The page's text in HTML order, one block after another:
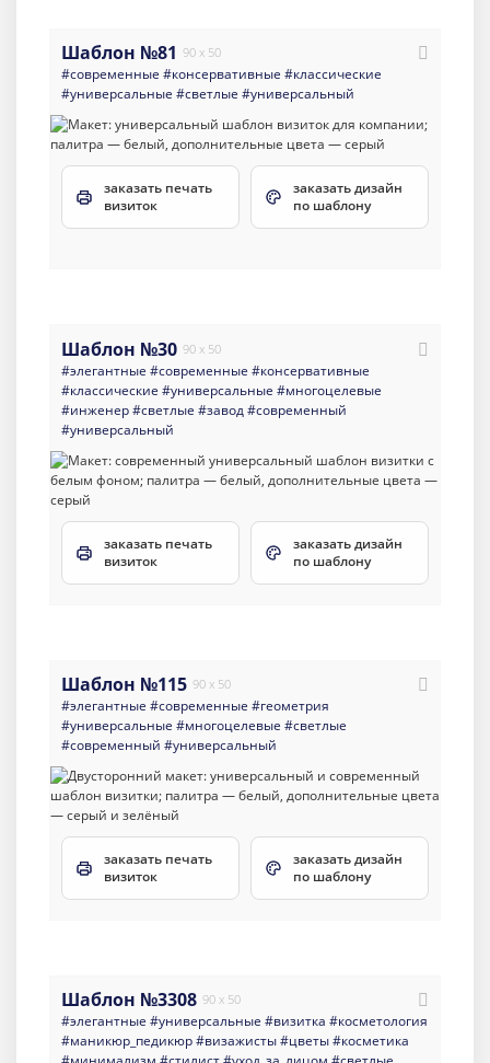
Шаблон №81 90 x 50
#современные #консервативные #классические
#универсальные #светлые #универсальный
заказать печать
визиток
заказать дизайн
по шаблону
Шаблон №30 90 x 50
#элегантные #современные #консервативные
#классические #универсальные #многоцелевые
#инженер#светлые #завод#современный
#универсальный
заказать печать
визиток
заказать дизайн
по шаблону
Шаблон №115 90 x 50
#элегантные #современные #геометрия
#универсальные #многоцелевые #светлые
#современный #универсальный
заказать печать
визиток
заказать дизайн
по шаблону
Шаблон №3308 90 x 50
#элегантные #универсальные #визитка #косметология
#маникюр_педикюр#визажисты#цветы#косметика